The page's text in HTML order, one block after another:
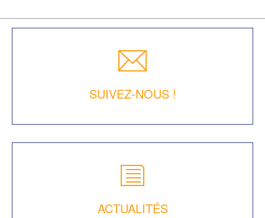
SUIVEZ-NOUS !
ACTUALITÉS